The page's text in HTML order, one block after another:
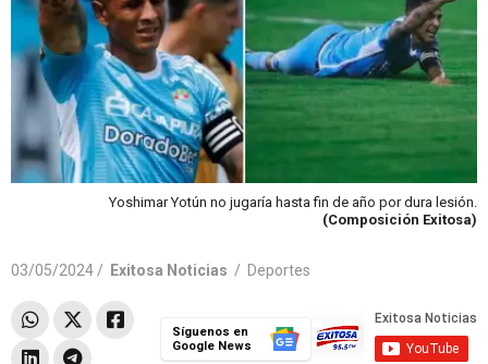
Yoshimar Yotún no jugaría hasta fin de año por dura lesión.
(Composición Exitosa)
03/05/2024 / Exitosa Noticias / Deportes
Síguenos en
Google News